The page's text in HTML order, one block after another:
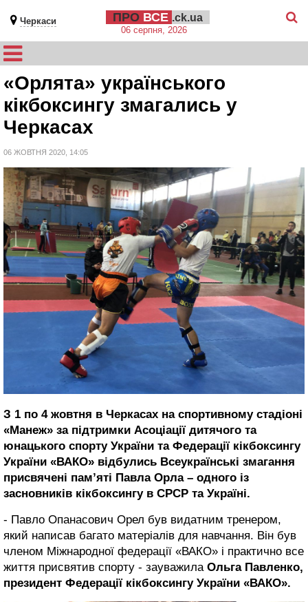
Черкаси ПРО ВСЕ .ck.ua
06 серпня, 2026
«Орлята» українського
кікбоксингу змагались у
Черкасах
06 ЖОВТНЯ 2020, 14:05
З 1 по 4 жовтня в Черкасах на спортивному стадіоні
«Манеж» за підтримки Асоціації дитячого та
юнацького спорту України та Федерації кікбоксингу
України «ВАКО» відбулись Всеукраїнські змагання
присвячені пам’яті Павла Орла – одного із
засновників кікбоксингу в СРСР та Україні.
- Павло Опанасович Орел був видатним тренером,
який написав багато матеріалів для навчання. Він був
членом Міжнародної федерації «ВАКО» і практично все
життя присвятив спорту - зауважила Ольга Павленко,
президент Федерації кікбоксингу України «ВАКО».